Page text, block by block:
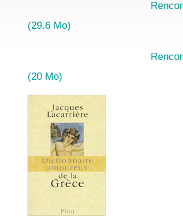
(29.6 Mo)
(20 Mo)